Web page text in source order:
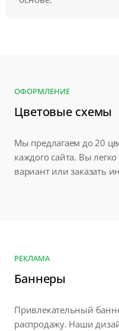
ОФОРМЛЕНИЕ
Цветовые схемы
Мы предлагаем до 20
каждого сайта. Вы
вариант или заказать
РЕКЛАМА
Баннеры
Привлекательный
распродажу. Наши